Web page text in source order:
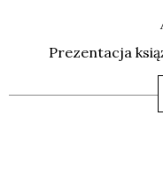
Pre­zen­ta­cja